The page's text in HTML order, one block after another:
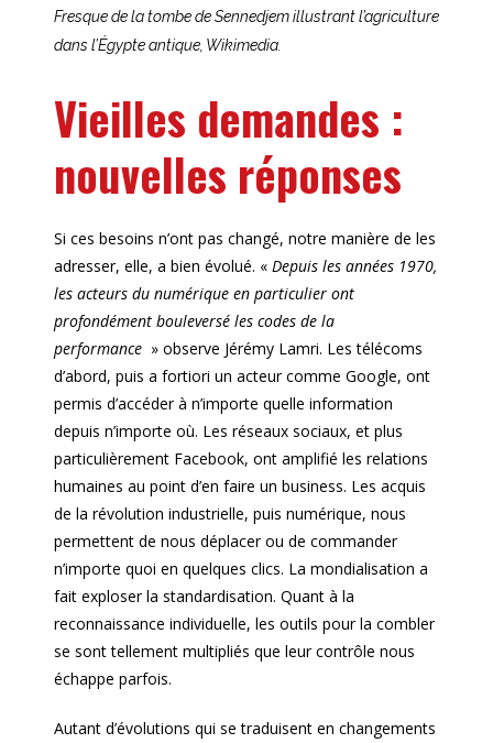
Fresque de la tombe de Sennedjem illustrant l’agriculture
dans l’Égypte antique, Wikimedia.
Vieilles demandes :
nouvelles réponses
Si ces besoins n’ont pas changé, notre manière de les
adresser, elle, a bien évolué. « Depuis les années 1970,
les acteurs du numérique en particulier ont
profondément bouleversé les codes de la
performance » observe Jérémy Lamri. Les télécoms
d’abord, puis a fortiori un acteur comme Google, ont
permis d’accéder à n’importe quelle information
depuis n’importe où. Les réseaux sociaux, et plus
particulièrement Facebook, ont amplifié les relations
humaines au point d’en faire un business. Les acquis
de la révolution industrielle, puis numérique, nous
permettent de nous déplacer ou de commander
n’importe quoi en quelques clics. La mondialisation a
fait exploser la standardisation. Quant à la
reconnaissance individuelle, les outils pour la combler
se sont tellement multipliés que leur contrôle nous
échappe parfois.
Autant d’évolutions qui se traduisent en changements